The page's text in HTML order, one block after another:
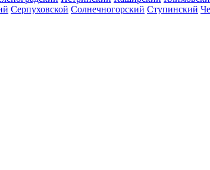
Серпуховской Солнечногорский Ступинский